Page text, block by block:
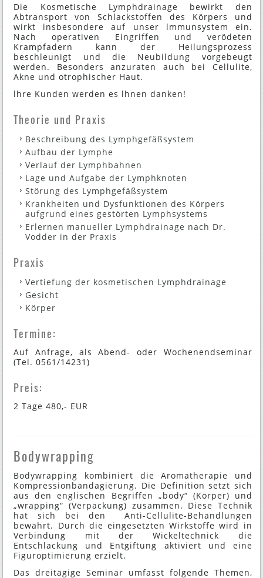
Die Kosmetische Lymphdrainage bewirkt den
Abtransport von Schlackstoffen des Körpers und
wirkt insbesondere auf unser lmmunsystem ein.
Nach operativen Eingriffen und verödeten
Krampfadern kann der Heilungsprozess
beschleunigt und die Neubildung vorgebeugt
werden. Besonders anzuraten auch bei Cellulite,
Akne und otrophischer Haut.
lhre Kunden werden es lhnen danken!
Theorie und Praxis
Beschreibung des Lymphgefäßsystem
Aufbau der Lymphe
Verlauf der Lymphbahnen
Lage und Aufgabe der Lymphknoten
Störung des Lymphgefäßsystem
Krankheiten und Dysfunktionen des Körpers
aufgrund eines gestörten Lymphsystems
Erlernen manueller Lymphdrainage nach Dr.
Vodder in der Praxis
Praxis
Vertiefung der kosmetischen Lymphdrainage
Gesicht
Körper
Termine:
Auf Anfrage, als Abend- oder Wochenendseminar
(Tel. 0561/14231)
Preis:
2 Tage 480,- EUR
Bodywrapping
Bodywrapping kombiniert die Aromatherapie und
Kompressionbandagierung. Die Definition setzt sich
aus den englischen Begriffen „body“ (Körper) und
„wrapping“ (Verpackung) zusammen. Diese Technik
hat sich bei den Anti-Cellulite-Behandlungen
bewährt. Durch die eingesetzten Wirkstoffe wird in
Verbindung mit der Wickeltechnick die
Entschlackung und Entgiftung aktiviert und eine
Figuroptimierung erzielt.
Das dreitägige Seminar umfasst folgende Themen,